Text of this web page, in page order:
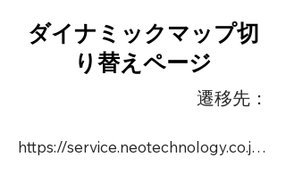
ダイナミックマップ切
り替えページ
遷移先：
https://service.neotechnology.co.jp/order2/TIM5/FreeMindView.html